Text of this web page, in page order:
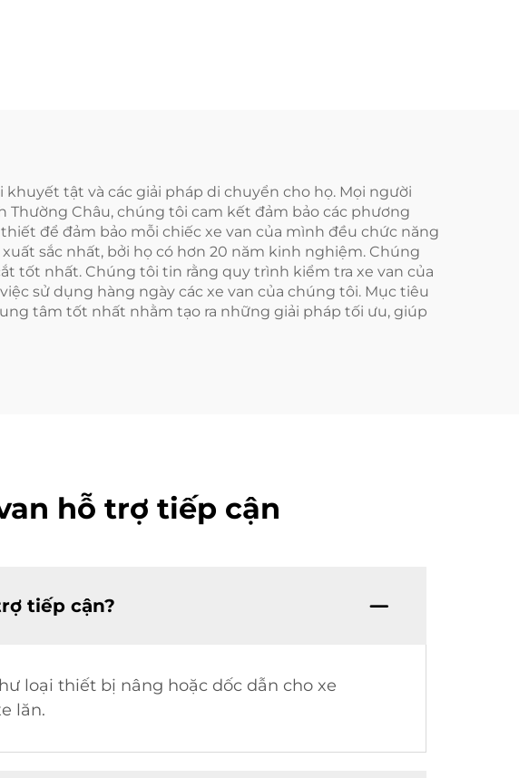
tật và các giải pháp di chuyển cho họ. Mọi người
Thường Châu, chúng tôi cam kết đảm bảo các phương
để đảm bảo mỗi chiếc xe van của mình đều chức năng
sắc nhất, bởi họ có hơn 20 năm kinh nghiệm. Chúng
tốt nhất. Chúng tôi tin rằng quy trình kiểm tra xe van của
sử dụng hàng ngày các xe van của chúng tôi. Mục tiêu
tâm tốt nhất nhằm tạo ra những giải pháp tối ưu, giúp
hỗ trợ tiếp cận
tiếp cận?
loại thiết bị nâng hoặc dốc dẫn cho xe
lăn.